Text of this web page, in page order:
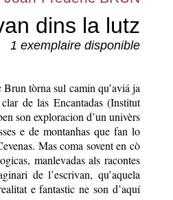
dins la lutz
1 exemplaire disponible
tòrna sul camin qu’aviá ja
de las Encantadas (Institut
son exploracion d’un univèrs
e de montanhas que fan lo
Mas coma sovent en cò
manlevadas als racontes
de l’escrivan, qu’aquela
e fantastic ne son d’aquí